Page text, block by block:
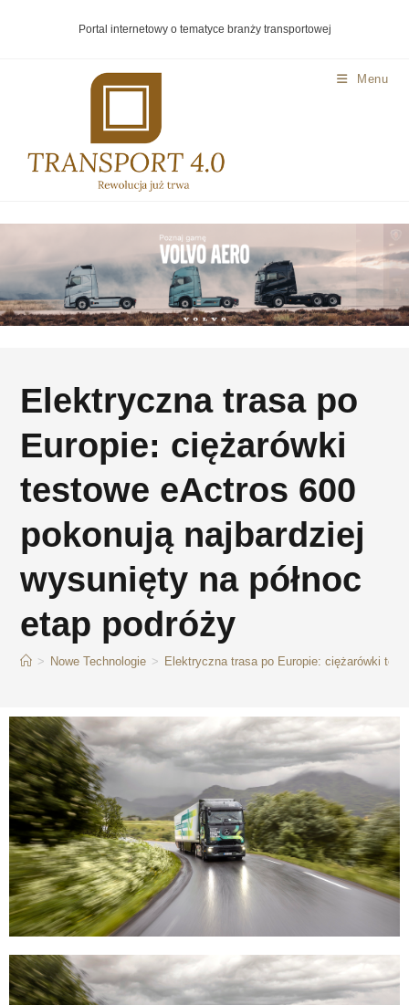
Portal internetowy o tematyce branży transportowej
Menu
Elektryczna trasa po
Europie: ciężarówki
testowe eActros 600
pokonują najbardziej
wysunięty na północ
etap podróży
> Nowe Technologie > Elektryczna trasa po Europie: ciężarówki